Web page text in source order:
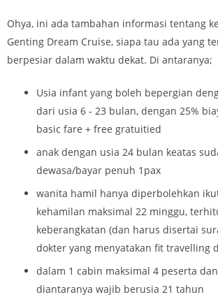
Ohya, ini ada tambahan informasi tentang
Genting Dream Cruise, siapa tau ada yang
berpesiar dalam waktu dekat. Di antaranya;
Usia infant yang boleh bepergian
dari usia 6 - 23 bulan, dengan 25%
basic fare + free gratuitied
anak dengan usia 24 bulan keatas
dewasa/bayar penuh 1pax
wanita hamil hanya diperbolehkan
kehamilan maksimal 22 minggu,
keberangkatan (dan harus disertai
dokter yang menyatakan fit travelling
dalam 1 cabin maksimal 4 peserta
diantaranya wajib berusia 21 tahun